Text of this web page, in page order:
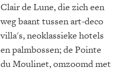
Clair de Lune, die zich een
weg baant tussen art-deco
villa's, neoklassieke hotels
en palmbossen; de Pointe
du Moulinet, omzoomd met